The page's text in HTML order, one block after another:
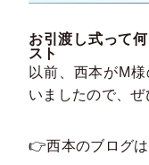
お引渡し式って
スト
以前、西本がM
いましたので、
👉西本のブログは